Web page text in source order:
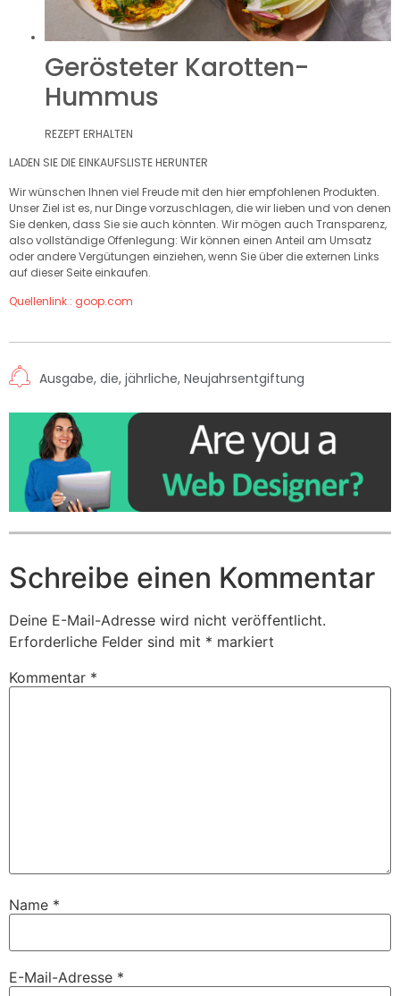
Gerösteter Karotten-
Hummus
REZEPT ERHALTEN
LADEN SIE DIE EINKAUFSLISTE HERUNTER
Wir wünschen Ihnen viel Freude mit den hier empfohlenen Produkten.
Unser Ziel ist es, nur Dinge vorzuschlagen, die wir lieben und von denen
Sie denken, dass Sie sie auch könnten. Wir mögen auch Transparenz,
also vollständige Offenlegung: Wir können einen Anteil am Umsatz
oder andere Vergütungen einziehen, wenn Sie über die externen Links
auf dieser Seite einkaufen.
Quellenlink : goop.com
Ausgabe, die, jährliche, Neujahrsentgiftung
Schreibe einen Kommentar
Deine E-Mail-Adresse wird nicht veröffentlicht.
Erforderliche Felder sind mit * markiert
Kommentar *
Name *
E-Mail-Adresse *